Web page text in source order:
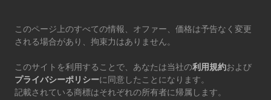
このページ上のすべての情報、オファー、価格は予告なく変更
される場合があり、拘束力はありません。
このサイトを利用することで、あなたは当社の利用規約および
プライバシーポリシーに同意したことになります。
記載されている商標はそれぞれの所有者に帰属します。